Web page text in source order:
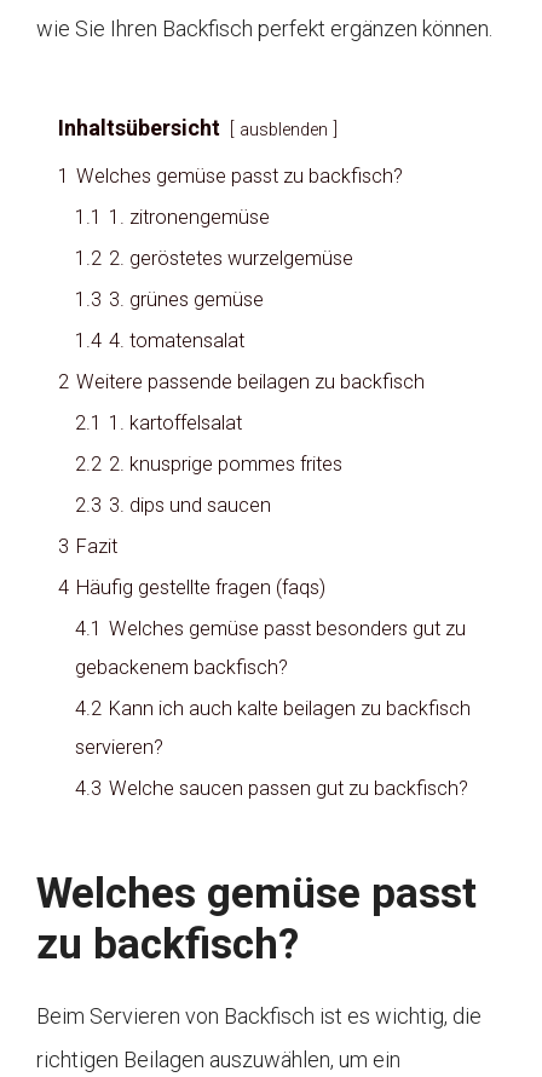
wie Sie Ihren Backfisch perfekt ergänzen können.
Inhaltsübersicht ausblenden
1 Welches gemüse passt zu backfisch?
1.1 1. zitronengemüse
1.2 2. geröstetes wurzelgemüse
1.3 3. grünes gemüse
1.4 4. tomatensalat
2 Weitere passende beilagen zu backfisch
2.1 1. kartoffelsalat
2.2 2. knusprige pommes frites
2.3 3. dips und saucen
3 Fazit
4 Häufig gestellte fragen (faqs)
4.1 Welches gemüse passt besonders gut zu
gebackenem backfisch?
4.2 Kann ich auch kalte beilagen zu backfisch
servieren?
4.3 Welche saucen passen gut zu backfisch?
Welches gemüse passt
zu backfisch?
Beim Servieren von Backfisch ist es wichtig, die
richtigen Beilagen auszuwählen, um ein